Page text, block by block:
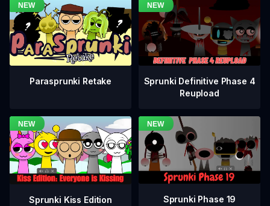
Parasprunki Retake
Sprunki Definitive Phase 4
Reupload
Sprunki Kiss Edition
Sprunki Phase 19